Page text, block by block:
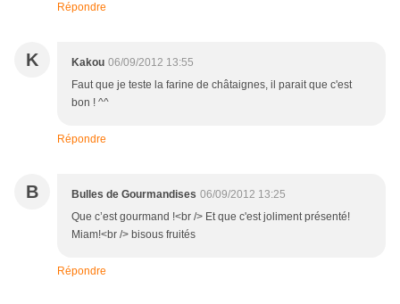
Répondre
K Kakou 06/09/2012 13:55
Faut que je teste la farine de châtaignes, il parait que c'est
bon ! ^^
Répondre
B Bulles de Gourmandises 06/09/2012 13:25
Que c’est gourmand !<br /> Et que c'est joliment présenté!
Miam!<br /> bisous fruités
Répondre